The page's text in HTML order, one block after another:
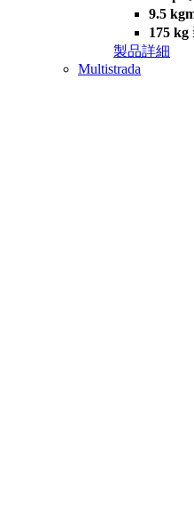
9.5
175 kg
製品詳細
Multistrada